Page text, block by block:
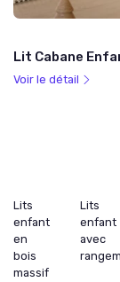
Lit Cabane
Voir le détail
Lits
enfant
en
bois
massif
Lits
enfant
avec